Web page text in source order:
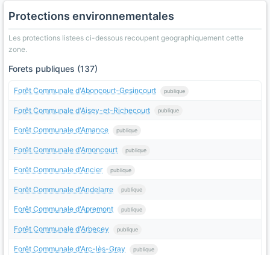
Protections environnementales
Les protections listees ci-dessous recoupent geographiquement cette
zone.
Forets publiques (137)
Forêt Communale d'Aboncourt-Gesincourt publique
Forêt Communale d'Aisey-et-Richecourt publique
Forêt Communale d'Amance publique
Forêt Communale d'Amoncourt publique
Forêt Communale d'Ancier publique
Forêt Communale d'Andelarre publique
Forêt Communale d'Apremont publique
Forêt Communale d'Arbecey publique
Forêt Communale d'Arc-lès-Gray publique